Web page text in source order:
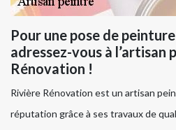
Pour une pose de
adressez-vous à l’artisan
Rénovation !
Rivière Rénovation est un artisan
réputation grâce à ses travaux de